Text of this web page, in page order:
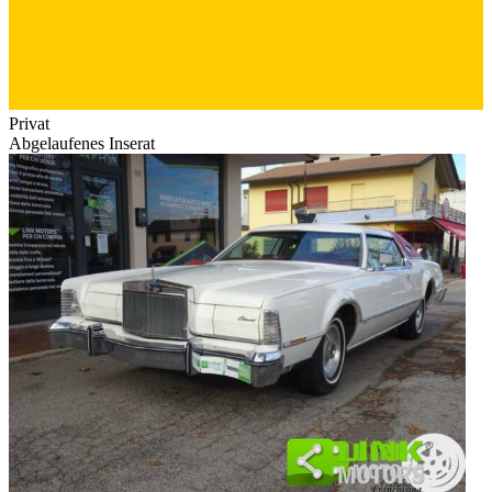
Privat
Abgelaufenes Inserat